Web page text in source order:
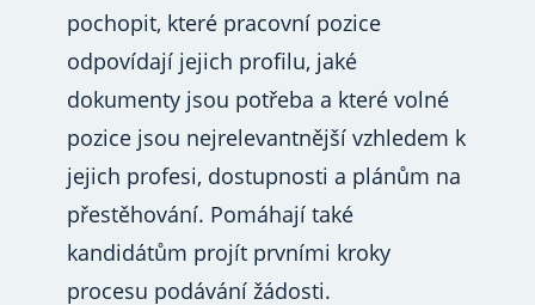
pochopit, které pracovní pozice
odpovídají jejich profilu, jaké
dokumenty jsou potřeba a které volné
pozice jsou nejrelevantnější vzhledem k
jejich profesi, dostupnosti a plánům na
přestěhování. Pomáhají také
kandidátům projít prvními kroky
procesu podávání žádosti.